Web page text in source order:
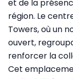
et de la
région. Le
Towers, où un
ouvert,
renforcer la
Cet